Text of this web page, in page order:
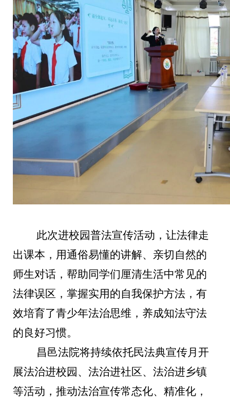
此次进校园普法宣传活动，让法律走
出课本，用通俗易懂的讲解、亲切自然的
师生对话，帮助同学们厘清生活中常见的
法律误区，掌握实用的自我保护方法，有
效培育了青少年法治思维，养成知法守法
的良好习惯。
昌邑法院将持续依托民法典宣传月开
展法治进校园、法治进社区、法治进乡镇
等活动，推动法治宣传常态化、精准化，